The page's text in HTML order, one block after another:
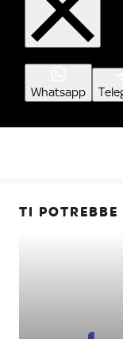
Whatsapp
TI POTREBBE